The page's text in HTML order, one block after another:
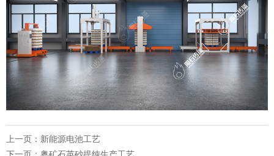
上一页： 新能源电池工艺